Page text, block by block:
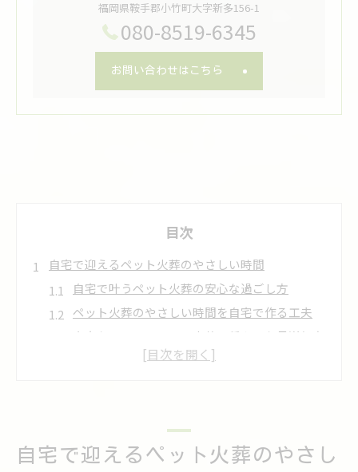
福岡県鞍手郡小竹町大字新多156-1
080-8519-6345
お問い合わせはこちら
目次
自宅で迎えるペット火葬のやさしい時間
自宅で叶うペット火葬の安心な過ごし方
ペット火葬のやさしい時間を自宅で作る工夫
自宅ならではのペット火葬の穏やかな見送り方
ペット火葬を自宅で行う意味と心の整理方法
自宅でペット火葬を安心して迎える準備の工夫
ペット火葬を自宅で任せる際の注意点とポイン
自宅で迎えるペット火葬のやさし